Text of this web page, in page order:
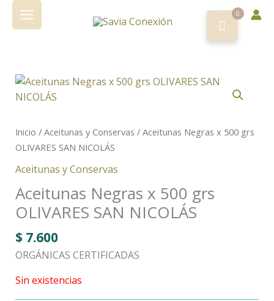
Inicio / Aceitunas y Conservas / Aceitunas Negras x 500 grs
OLIVARES SAN NICOLÁS
Aceitunas y Conservas
Aceitunas Negras x 500 grs
OLIVARES SAN NICOLÁS
$7.600
ORGÁNICAS CERTIFICADAS
Sin existencias
0